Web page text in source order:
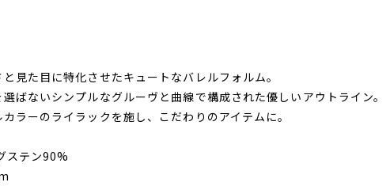
見た目に特化させたキュートなバレルフォルム。
ばないシンプルなグルーヴと曲線で構成された優しいアウトライン。
ラーのライラックを施し、こだわりのアイテムに。
ステン90%